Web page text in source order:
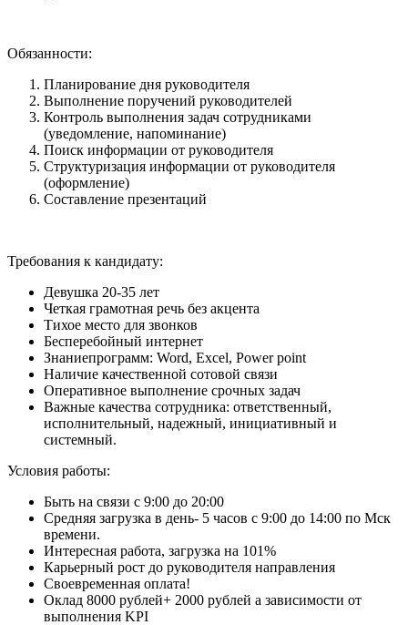
Обязанности:
Планирование дня руководителя
Выполнение поручений руководителей
Контроль выполнения задач сотрудниками
(уведомление, напоминание)
Поиск информации от руководителя
Структуризация информации от руководителя
(оформление)
Составление презентаций
Требования к кандидату:
Девушка 20-35 лет
Четкая грамотная речь без акцента
Тихое место для звонков
Бесперебойный интернет
Знаниепрограмм: Word, Excel, Power point
Наличие качественной сотовой связи
Оперативное выполнение срочных задач
Важные качества сотрудника: ответственный,
исполнительный, надежный, инициативный и
системный.
Условия работы:
Быть на связи с 9:00 до 20:00
Средняя загрузка в день- 5 часов с 9:00 до 14:00 по Мск
времени.
Интересная работа, загрузка на 101%
Карьерный рост до руководителя направления
Своевременная оплата!
Оклад 8000 рублей+ 2000 рублей а зависимости от
выполнения KPI